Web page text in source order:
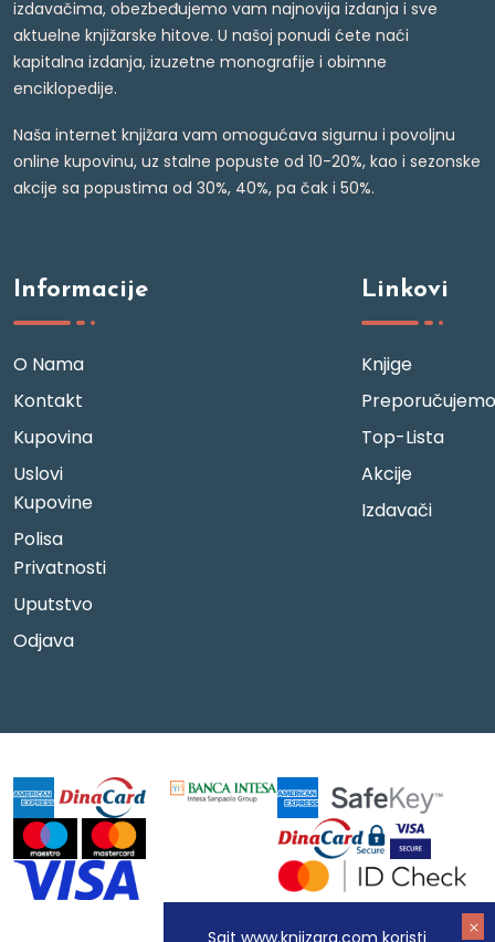
Sajt www.knjizara.com koristi
izdavačima, obezbeđujemo vam najnovija izdanja i sve
aktuelne knjižarske hitove. U našoj ponudi ćete naći
kapitalna izdanja, izuzetne monografije i obimne
enciklopedije.
Naša internet knjižara vam omogućava sigurnu i povoljnu
online kupovinu, uz stalne popuste od 10-20%, kao i sezonske
akcije sa popustima od 30%, 40%, pa čak i 50%.
Informacije
O Nama
Kontakt
Kupovina
Uslovi
Kupovine
Polisa
Privatnosti
Uputstvo
Odjava
Linkovi
Knjige
Preporučujemo
Top-Lista
Akcije
Izdavači